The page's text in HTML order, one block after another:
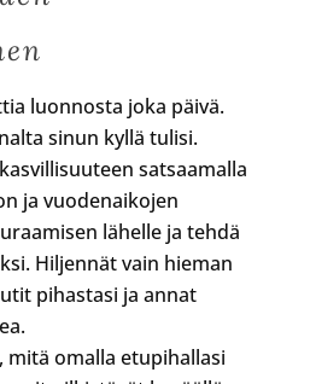
luonnosta joka päivä.
sinun kyllä tulisi.
satsaamalla
ja vuodenaikojen
lähelle ja tehdä
Hiljennät vain hieman
pihastasi ja annat
mitä omalla etupihallasi